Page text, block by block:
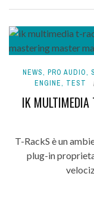
NEWS, PRO AUDIO,
ENGINE, TEST
IK
T-RackS è un
plug-in